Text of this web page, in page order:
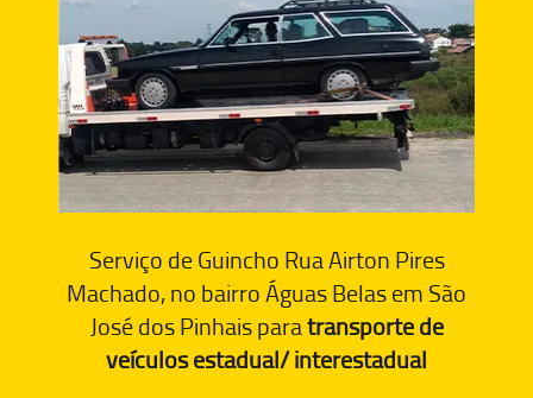
Serviço de Guincho Rua Airton Pires
Machado, no bairro Águas Belas em São
José dos Pinhais paratransporte de
veículos estadual/ interestadual